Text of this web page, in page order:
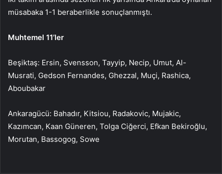
müsabaka 1-1 beraberlikle sonuçlanmıştı.
Muhtemel 11’ler
Beşiktaş: Ersin, Svensson, Tayyip, Necip, Umut, Al-
Musrati, Gedson Fernandes, Ghezzal, Muçi, Rashica,
Aboubakar
Ankaragücü: Bahadır, Kitsiou, Radakovic, Mujakic,
Kazımcan, Kaan Güneren, Tolga Ciğerci, Efkan Bekiroğlu,
Morutan, Bassogog, Sowe